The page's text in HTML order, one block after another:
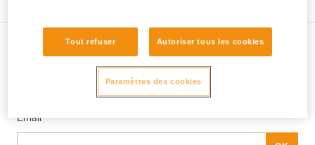
Abonnez-vous à la newsletter
et restez connecté à notre actualité
Email *
Tout refuser Autoriser tous les cookies
Paramètres des cookies